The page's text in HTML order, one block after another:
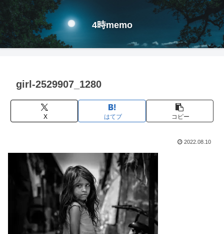
4時memo
girl-2529907_1280
X はてブ コピー
2022.08.10